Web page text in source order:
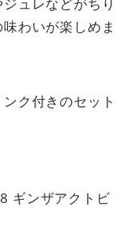
わいが楽しめま
ク付きのセット
ギンザアクトビ